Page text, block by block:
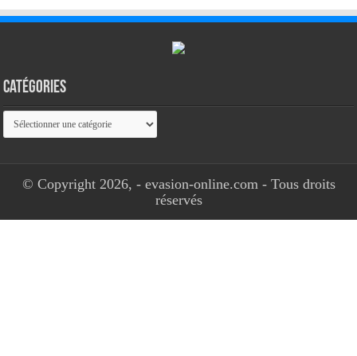
Catégories
Catégories
© Copyright 2026, - evasion-online.com - Tous droits
réservés